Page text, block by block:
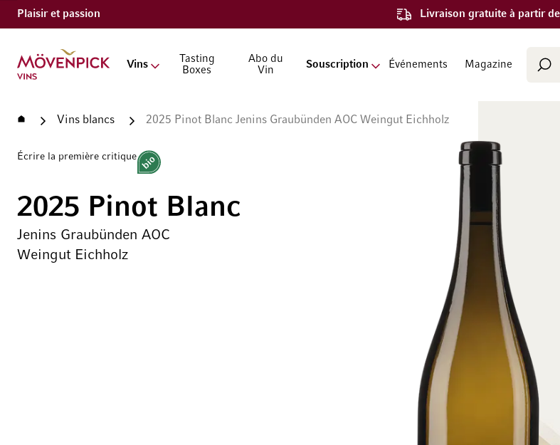
Plaisir et passion Livraison gratuite à partir
Aller à la page d'accueil
Vins
Tasting
Boxes
Abo du
Vin
Souscription Événements Magazine
Accueil Vins blancs 2025 Pinot Blanc Jenins Graubünden AOC Weingut Eichholz
Écrire la première critique
Bio
2025 Pinot Blanc
Jenins Graubünden AOC
Weingut Eichholz
Passer à la fin de la galerie d’images